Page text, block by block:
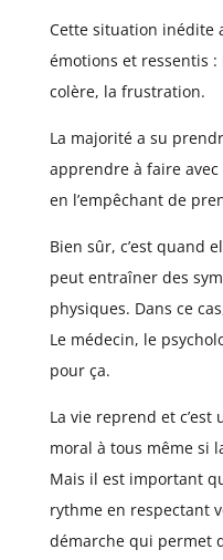
Cette situation inédite
émotions et ressentis
colère, la frustration.
La majorité a su
apprendre à faire
en l’empêchant de
Bien sûr, c’est quand
peut entraîner des
physiques. Dans ce
Le médecin, le
pour ça.
La vie reprend et
moral à tous même si
Mais il est important
rythme en respectant
démarche qui permet